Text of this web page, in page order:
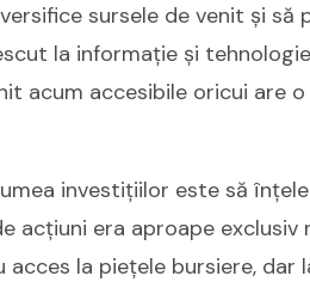
sursele de venit și
la informație și
acum accesibile oricui are
investițiilor este să
acțiuni era aproape
la piețele bursiere, dar